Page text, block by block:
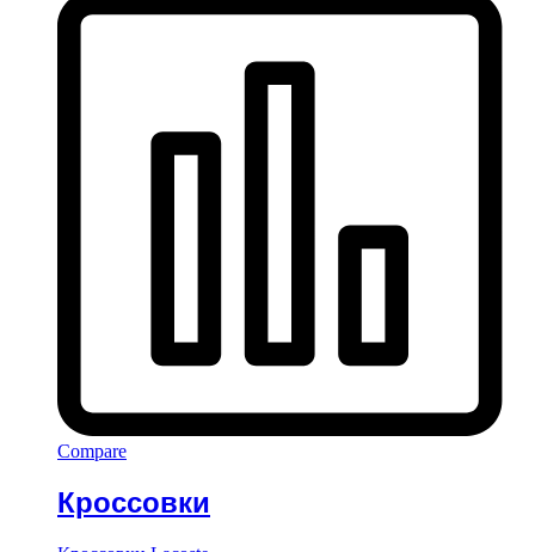
Compare
Кроссовки